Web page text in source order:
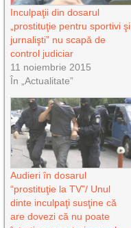
Inculpaţii din dosarul
„prostituţie pentru sportivi şi
jurnalişti” nu scapă de
control judiciar
11 noiembrie 2015
În „Actualitate”
Audieri în dosarul
“prostituţie la TV”/ Unul
dinte inculpaţi susţine că
are dovezi că nu poate